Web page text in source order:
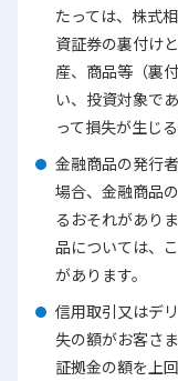
たっては、株式
資証券の裏付け
産、商品等（裏
い、投資対象で
って損失が生じ
金融商品の発行
場合、金融商品
るおそれがあり
品については、
があります。
信用取引又はデ
失の額がお客さ
証拠金の額を上